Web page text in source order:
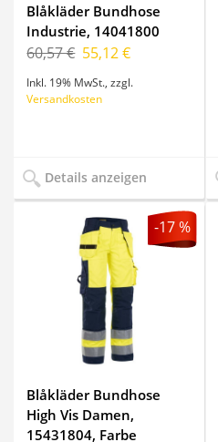
Blåkläder Bundhose
Industrie, 14041800
60,57 € 55,12 €
Inkl. 19% MwSt. ,zzgl.
Versandkosten
Details anzeigen
-17 %
Blåkläder Bundhose
High Vis Damen,
15431804, Farbe